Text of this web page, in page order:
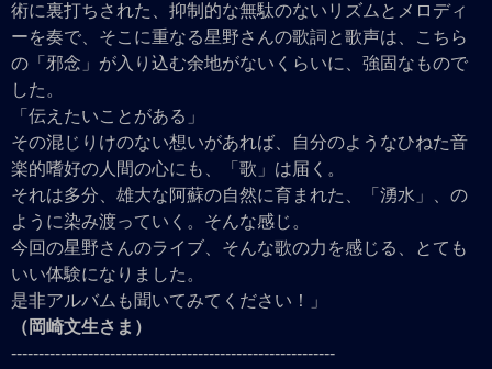
術に裏打ちされた、抑制的な無駄のないリズムとメロディ
ーを奏で、そこに重なる星野さんの歌詞と歌声は、こちら
の「邪念」が入り込む余地がないくらいに、強固なもので
した。
「伝えたいことがある」
その混じりけのない想いがあれば、自分のようなひねた音
楽的嗜好の人間の心にも、「歌」は届く。
それは多分、雄大な阿蘇の自然に育まれた、「湧水」、の
ように染み渡っていく。そんな感じ。
今回の星野さんのライブ、そんな歌の力を感じる、とても
いい体験になりました。
是非アルバムも聞いてみてください！」
（岡崎文生さま）
-----------------------------------------------------------